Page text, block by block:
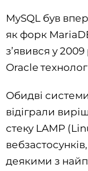
MySQL був
як форк
з’явився у
Oracle
Обидві
відіграли
стеку LAMP
деякими з